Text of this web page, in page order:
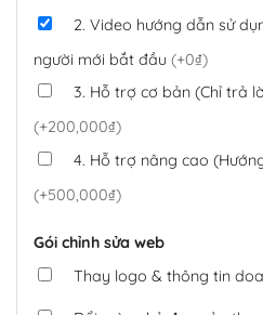
2. Video hướng dẫn sử
người mới bắt đầu (+0₫)
3. Hỗ trợ cơ bản (Chỉ trả
(+200,000₫)
4. Hỗ trợ nâng cao
(+500,000₫)
Gói chỉnh sửa web
Thay logo & thông tin